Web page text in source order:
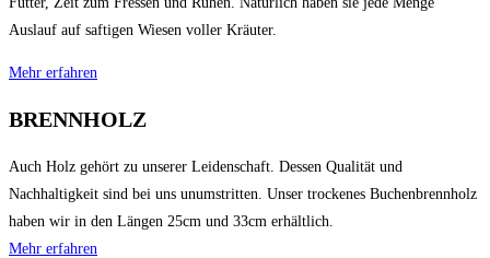
Auslauf auf saftigen Wiesen voller Kräuter.
Mehr erfahren
BRENNHOLZ
Auch Holz gehört zu unserer Leidenschaft. Dessen Qualität und
Nachhaltigkeit sind bei uns unumstritten. Unser trockenes Buchenbrennholz
haben wir in den Längen 25cm und 33cm erhältlich.
Mehr erfahren